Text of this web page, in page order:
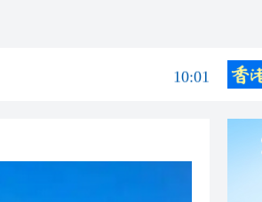
10:01